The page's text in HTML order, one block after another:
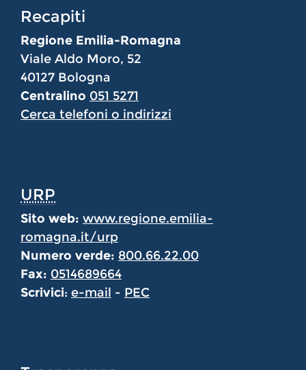
Recapiti
Regione Emilia-Romagna
Viale Aldo Moro, 52
40127 Bologna
Centralino 051 5271
Cerca telefoni o indirizzi
URP
Sito web: www.regione.emilia-
romagna.it/urp
Numero verde: 800.66.22.00
Fax: 0514689664
Scrivici: e-mail - PEC